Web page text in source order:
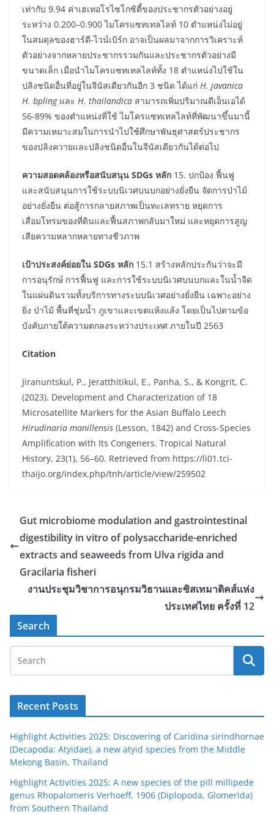
เท่ากับ 9.94 ค่าเฮเทอโรไซโกซิตี้ของประชากรตัวอย่างอยู่
ระหว่าง 0.200–0.900 ไมโครแซทเทลไลท์ 10 ตำแหน่งไม่อยู่
ในสมดุลของฮาร์ดี-ไวน์เบิร์ก อาจเป็นผลมาจากการวิเคราะห์
ตัวอย่างจากหลายประชากรรวมกันและประชากรตัวอย่างมี
ขนาดเล็ก เมื่อนำไมโครแซทเทลไลท์ทั้ง 18 ตำแหน่งไปใช้ใน
ปลิงชนิดอื่นที่อยู่ในจีนัสเดียวกันอีก 3 ชนิด ได้แก่ H. javanica
H. bplingและ H. thailandica สามารถเพิ่มปริมาณดีเอ็นเอได้
56-89% ของตำแหน่งที่ใช้ ไมโครแซทเทลไลท์ที่พัฒนาขึ้นมานี้
มีความเหมาะสมในการนำไปใช้ศึกษาพันธุศาสตร์ประชากร
ของปลิงควายและปลิงชนิดอื่นในจีนัสเดียวกันได้ต่อไป
ความสอดคล้องหรือสนับสนุน SDGs หลัก 15. ปกป้อง ฟื้นฟู
และสนับสนุนการใช้ระบบนิเวศบนบกอย่างยั่งยืน จัดการป่าไม้
อย่างยั่งยืน ต่อสู้การกลายสภาพเป็นทะเลทราย หยุดการ
เสื่อมโทรมของที่ดินและฟื้นสภาพกลับมาใหม่ และหยุดการสูญ
เสียความหลากหลายทางชีวภาพ
เป้าประสงค์ย่อยใน SDGs หลัก 15.1 สร้างหลักประกันว่าจะมี
การอนุรักษ์ การฟื้นฟู และการใช้ระบบนิเวศบนบกและในน้ำจืด
ในแผ่นดินรวมทั้งบริการทางระบบนิเวศอย่างยั่งยืน เฉพาะอย่าง
ยิ่ง ป่าไม้ พื้นที่ชุ่มน้ำ ภูเขาและเขตแห้งแล้ง โดยเป็นไปตามข้อ
บังคับภายใต้ความตกลงระหว่างประเทศ ภายในปี 2563
Citation
Jiranuntskul, P., Jeratthitikul, E., Panha, S., & Kongrit, C.
(2023). Development and Characterization of 18
Microsatellite Markers for the Asian Buffalo Leech
Hirudinaria manillensis (Lesson, 1842) and Cross-Species
Amplification with Its Congeners. Tropical Natural
History, 23(1), 56–60. Retrieved from https://li01.tci-
thaijo.org/index.php/tnh/article/view/259502
Gut microbiome modulation and gastrointestinal
digestibility in vitro of polysaccharide-enriched
extracts and seaweeds from Ulva rigida and
Gracilaria fisheri
งานประชุมวิชาการอนุกรมวิธานและซิสเทมาติคส์แห่ง
ประเทศไทย ครั้งที่ 12
Search
Recent Posts
Highlight Activities 2025: Discovering of Caridina sirindhornae
(Decapoda: Atyidae), a new atyid species from the Middle
Mekong Basin, Thailand
Highlight Activities 2025: A new species of the pill millipede
genus Rhopalomeris Verhoeff, 1906 (Diplopoda, Glomerida)
from Southern Thailand